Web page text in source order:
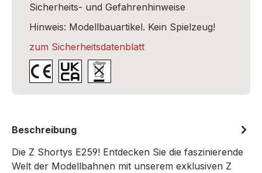
Sicherheits- und Gefahrenhinweise
Hinweis: Modellbauartikel. Kein Spielzeug!
zum Sicherheitsdatenblatt
Beschreibung
Die Z Shortys E259! Entdecken Sie die faszinierende
Welt der Modellbahnen mit unserem exklusiven Z